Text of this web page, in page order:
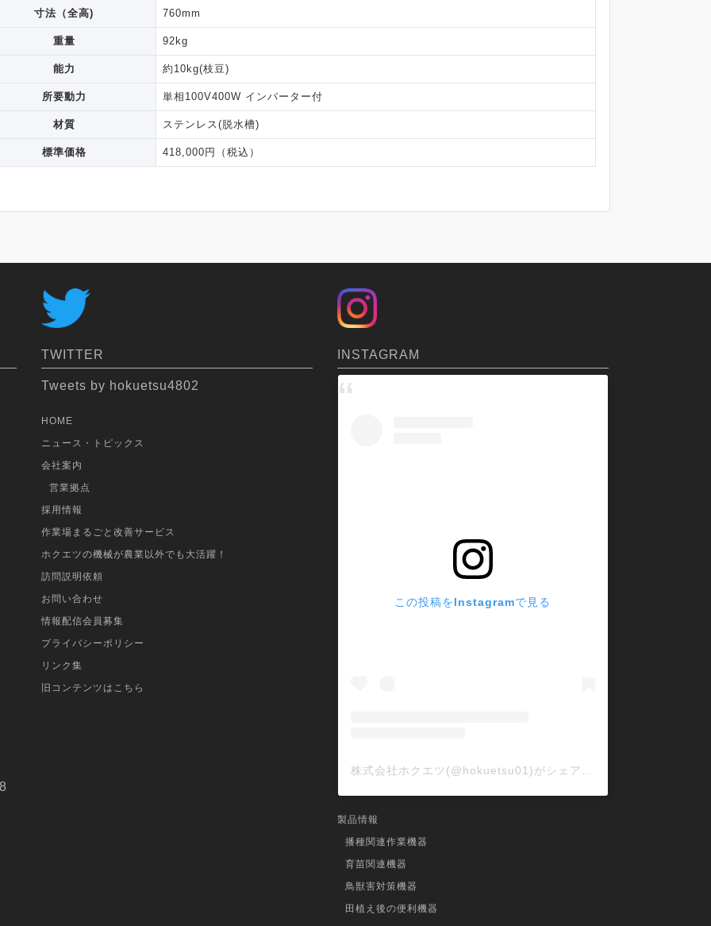
寸法（全高) 760mm
重量 92kg
能力 約10kg(枝豆)
所要動力 単相100V400W インバーター付
材質 ステンレス(脱水槽)
標準価格 418,000円（税込）
TWITTER
Tweets by hokuetsu4802
HOME
ニュース・トピックス
会社案内
営業拠点
採用情報
作業場まるごと改善サービス
ホクエツの機械が農業以外でも大活躍！
訪問説明依頼
お問い合わせ
情報配信会員募集
プライバシーポリシー
リンク集
旧コンテンツはこちら
INSTAGRAM
この投稿をInstagramで見る
製品情報
播種関連作業機器
育苗関連機器
鳥獣害対策機器
田植え後の便利機器